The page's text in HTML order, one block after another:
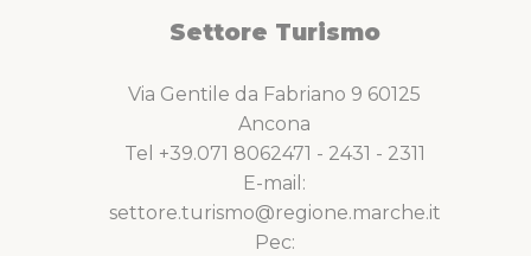
Settore Turismo
Via Gentile da Fabriano 9 60125
Ancona
Tel +39.071 8062471 - 2431 - 2311
E-mail:
settore.turismo@regione.marche.it
Pec: